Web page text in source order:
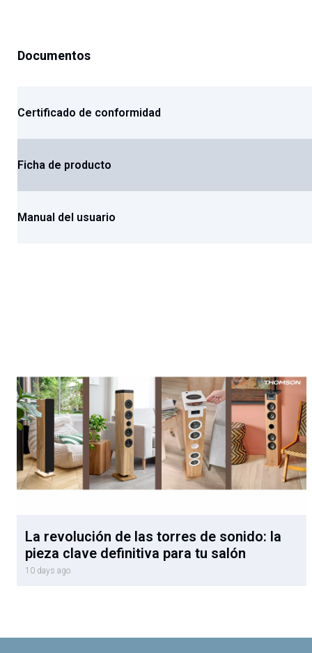
Documentos
Certificado de conformidad
Ficha de producto
Manual del usuario
La revolución de las torres de sonido: la
pieza clave definitiva para tu salón
10 days ago